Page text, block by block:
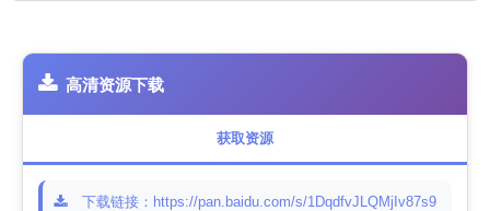
高清资源下载
获取资源
下载链接：https://pan.baidu.com/s/1DqdfvJLQMjIv87s9